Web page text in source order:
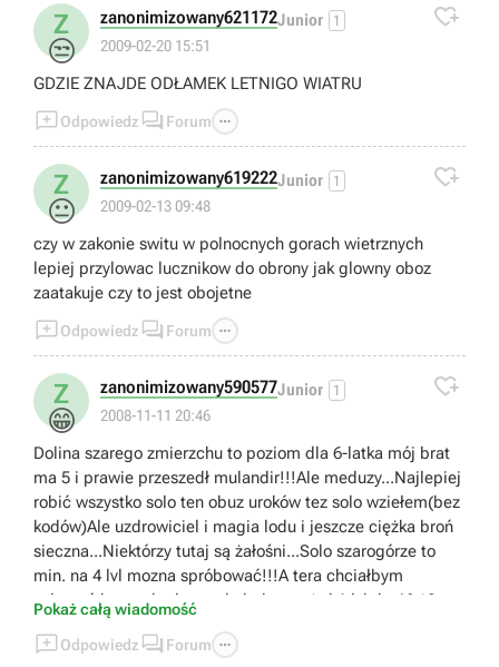
Z
😒
zanonimizowany621172Junior 1
2009-02-20 15:51

GDZIE ZNAJDE ODŁAMEK LETNIGO WIATRU
Odpowiedz  Forum 
Z
😐
zanonimizowany619222Junior 1
2009-02-13 09:48

czy w zakonie switu w polnocnych gorach wietrznych
lepiej przylowac lucznikow do obrony jak glowny oboz
zaatakuje czy to jest obojetne
Odpowiedz  Forum 
Z
😁
zanonimizowany590577Junior 1
2008-11-11 20:46

Dolina szarego zmierzchu to poziom dla 6-latka mój brat
ma 5 i prawie przeszedł mulandir!!!Ale meduzy...Najlepiej
robić wszystko solo ten obuz uroków tez solo wziełem(bez
kodów)Ale uzdrowiciel i magia lodu i jeszcze ciężka broń
sieczna...Niektórzy tutaj są żałośni...Solo szarogórze to
min. na 4 lvl mozna spróbować!!!A tera chciałbym
usłyszeć kto grał od zera do bohatera(od 1 lvl do 46+)?
Pokaż całą wiadomość
Odpowiedz  Forum 